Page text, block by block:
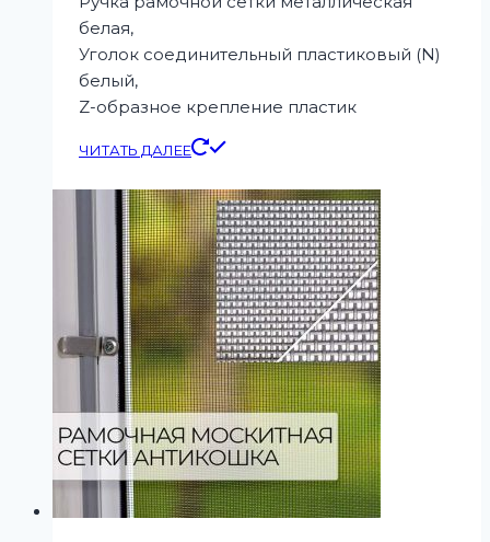
белая,
Уголок соединительный пластиковый (N)
белый,
Z-образное крепление пластик
ЧИТАТЬ ДАЛЕЕ